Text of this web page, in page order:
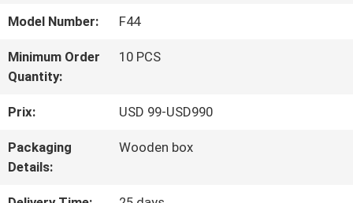
DE
NOUS
VISITE
D'USINE
CONTRÔLE
Model Number: F44
Minimum Order
Quantity:
10 PCS
Prix: USD 99-USD990
Packaging
Details:
Wooden box